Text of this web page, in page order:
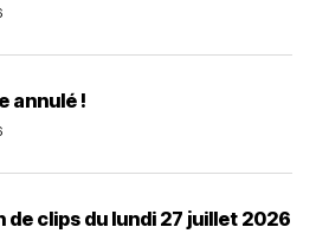
annulé !
de clips du lundi 27 juillet 2026